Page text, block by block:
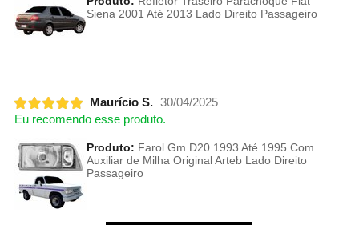
Siena 2001 Até 2013 Lado Direito Passageiro
Maurício S. 30/04/2025
Eu recomendo esse produto.
Produto: Farol Gm D20 1993 Até 1995 Com
Auxiliar de Milha Original Arteb Lado Direito
Passageiro